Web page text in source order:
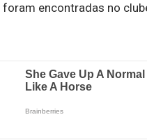
encontradas no